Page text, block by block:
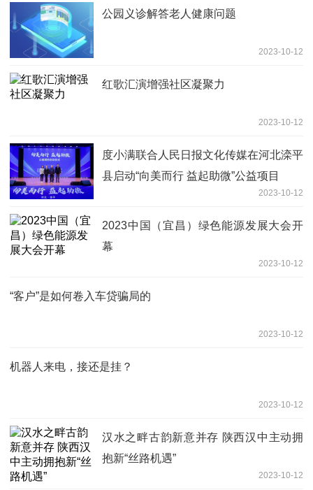
公园义诊解答老人健康问题
2023-10-12
红歌汇演增强社区凝聚力
2023-10-12
度小满联合人民日报文化传媒在河北滦平
县启动“向美而行 益起助微”公益项目
2023-10-12
2023中国（宜昌）绿色能源发展大会开
幕
2023-10-12
“客户”是如何卷入车贷骗局的
2023-10-12
机器人来电，接还是挂？
2023-10-12
汉水之畔古韵新意并存 陕西汉中主动拥
抱新“丝路机遇”
2023-10-12